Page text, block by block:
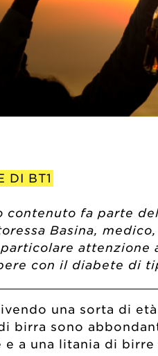
DI BT1
contenuto fa parte
Basina,
con il diabete di
una sorta di
birra sono
e a una litania di